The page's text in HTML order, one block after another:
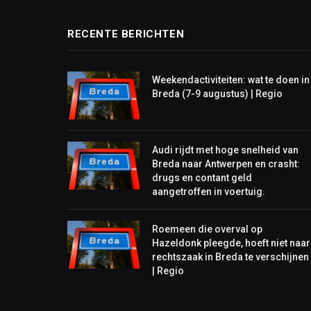
RECENTE BERICHTEN
Weekendactiviteiten: wat te doen in
Breda (7-9 augustus) | Regio
Audi rijdt met hoge snelheid van
Breda naar Antwerpen en crasht:
drugs en contant geld
aangetroffen in voertuig.
Roemeen die overval op
Hazeldonk pleegde, hoeft niet naar
rechtszaak in Breda te verschijnen
| Regio